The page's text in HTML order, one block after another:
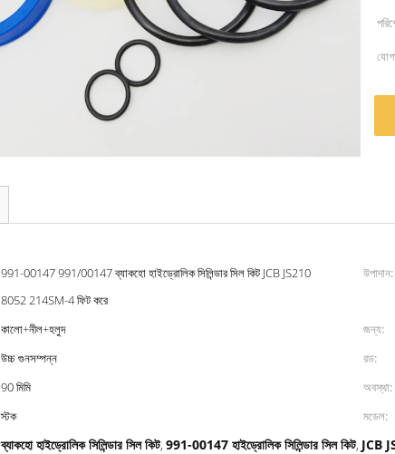
991-00147 991/00147 ব্যাকহো হাইড্রোলিক সিলিন্ডার সিল কিট JCB JS210
8052 214SM-4 ফিট করে
উপাদান:
কালো+নীল+হলুদ জন্য:
উচ্চ গুনসম্পন্ন রড:
90 মিমি অবস্থা:
স্টক মডেল:
ব্যাকহো হাইড্রোলিক সিলিন্ডার সিল কিট, 991-00147 হাইড্রোলিক সিলিন্ডার সিল কিট, JCB